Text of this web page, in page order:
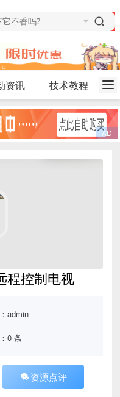
资讯 技术教程
程控制电视
admin
0 条
资源点评